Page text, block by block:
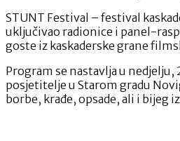
STUNT Festival – festival
uključivao radionice i panel-
goste iz kaskaderske grane
Program se nastavlja u nedjelju,
posjetitelje u Starom gradu
borbe, krađe, opsade, ali i bijeg